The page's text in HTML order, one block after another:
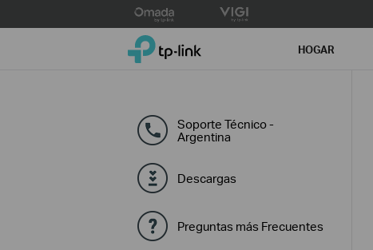
to
TP-Link, Reliably Smart HOGAR
Soporte Técnico -
Argentina
Descargas
Preguntas más Frecuentes